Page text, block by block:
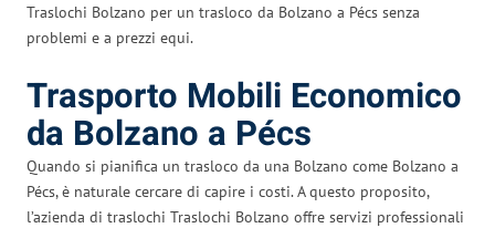
Traslochi Bolzano per un trasloco da Bolzano a Pécs senza
problemi e a prezzi equi.
Trasporto Mobili Economico
da Bolzano a Pécs
Quando si pianifica un trasloco da una Bolzano come Bolzano a
Pécs, è naturale cercare di capire i costi. A questo proposito,
l’azienda di traslochi Traslochi Bolzano offre servizi professionali